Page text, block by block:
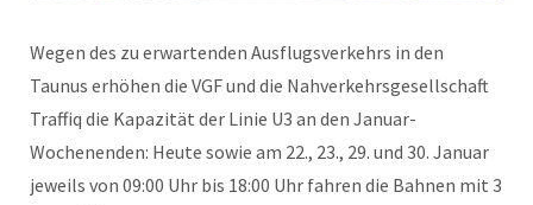
Wegen des zu erwartenden Ausflugsverkehrs in den
Taunus erhöhen die VGF und die Nahverkehrsgesellschaft
Traffiq die Kapazität der Linie U3 an den Januar-
Wochenenden: Heute sowie am 22., 23., 29. und 30. Januar
jeweils von 09:00 Uhr bis 18:00 Uhr fahren die Bahnen mit 3